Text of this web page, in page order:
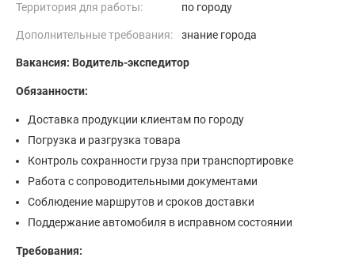
Территория для работы: по городу
Дополнительные требования: знание города
Вакансия: Водитель-экспедитор
Обязанности:
Доставка продукции клиентам по городу
Погрузка и разгрузка товара
Контроль сохранности груза при транспортировке
Работа с сопроводительными документами
Соблюдение маршрутов и сроков доставки
Поддержание автомобиля в исправном состоянии
Требования: